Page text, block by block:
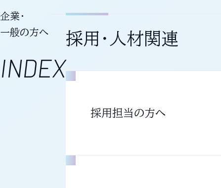
企業・
一般の方へ
INDEX
採用・人材関連
採用担当の方へ